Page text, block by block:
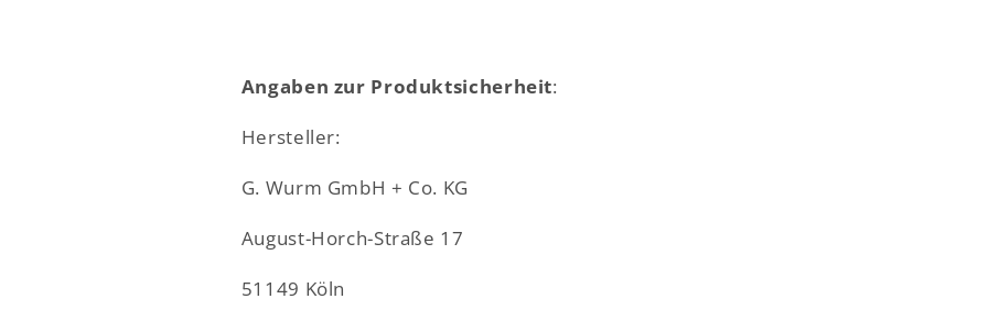
Angaben zur Produktsicherheit:
Hersteller:
G. Wurm GmbH + Co. KG
August-Horch-Straße 17
51149 Köln